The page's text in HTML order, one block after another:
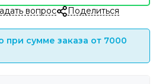
вопрос Поделиться
при сумме заказа от 7000